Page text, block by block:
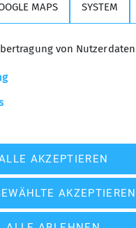
München des Deutschen
Datenschutz-
Datenschutz
MAPS SYSTEM
von
AKZEPTIEREN
AKZEPTIEREN